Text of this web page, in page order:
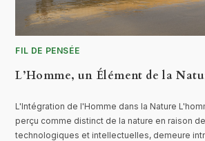
FIL DE PENSÉE
L’Homme, un Élément de la
L'Intégration de l'Homme dans la Nature
perçu comme distinct de la nature en raison
technologiques et intellectuelles, demeure